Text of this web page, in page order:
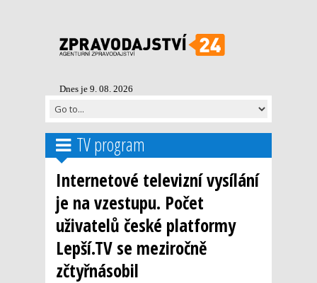
Dnes je 9. 08. 2026
TV program
Internetové televizní vysílání
je na vzestupu. Počet
uživatelů české platformy
Lepší.TV se meziročně
zčtyřnásobil